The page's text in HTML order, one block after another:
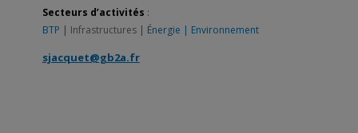
Secteurs d’activités :
BTP
Infrastructures Énergie Environnement
sjacquet@gb2a.fr